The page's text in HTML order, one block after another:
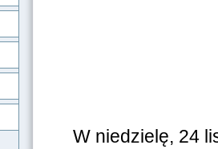
W niedzielę, 24